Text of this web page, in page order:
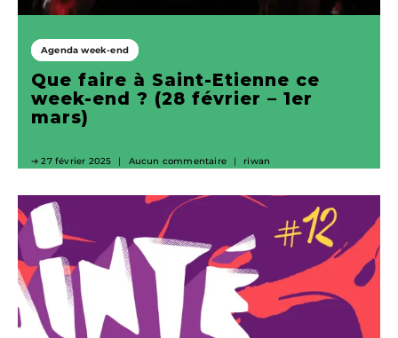
Agenda week-end
Que faire à Saint-Etienne ce
week-end ? (28 février – 1er
mars)
27 février 2025 Aucun commentaire riwan